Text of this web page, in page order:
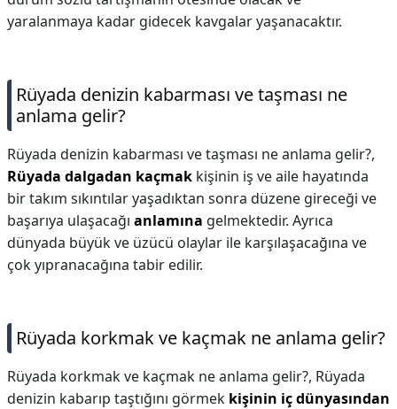
yaralanmaya kadar gidecek kavgalar yaşanacaktır.
Rüyada denizin kabarması ve taşması ne
anlama gelir?
Rüyada denizin kabarması ve taşması ne anlama gelir?,
Rüyada dalgadan kaçmak kişinin iş ve aile hayatında
bir takım sıkıntılar yaşadıktan sonra düzene gireceği ve
başarıya ulaşacağı anlamına gelmektedir. Ayrıca
dünyada büyük ve üzücü olaylar ile karşılaşacağına ve
çok yıpranacağına tabir edilir.
Rüyada korkmak ve kaçmak ne anlama gelir?
Rüyada korkmak ve kaçmak ne anlama gelir?, Rüyada
denizin kabarıp taştığını görmek kişinin iç dünyasından